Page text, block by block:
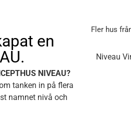
en
NIVEAU?
tanken in på flera
namnet nivå och
Fler hus
Niveau